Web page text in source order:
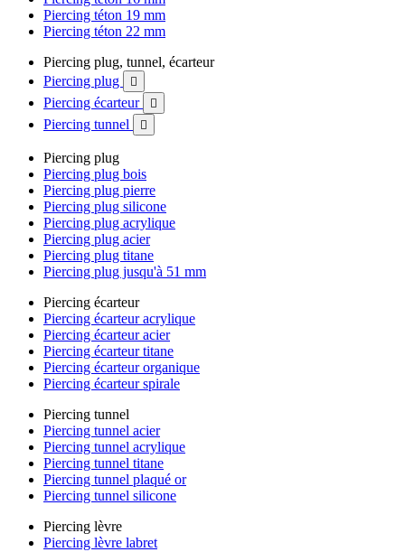
Piercing téton 19 mm
Piercing téton 22 mm
Piercing plug, tunnel, écarteur
Piercing plug

Piercing écarteur 
Piercing tunnel 
Piercing plug
Piercing plug bois
Piercing plug pierre
Piercing plug silicone
Piercing plug acrylique
Piercing plug acier
Piercing plug titane
Piercing plug jusqu'à 51 mm
Piercing écarteur
Piercing écarteur acrylique
Piercing écarteur acier
Piercing écarteur titane
Piercing écarteur organique
Piercing écarteur spirale
Piercing tunnel
Piercing tunnel acier
Piercing tunnel acrylique
Piercing tunnel titane
Piercing tunnel plaqué or
Piercing tunnel silicone
Piercing lèvre
Piercing lèvre labret